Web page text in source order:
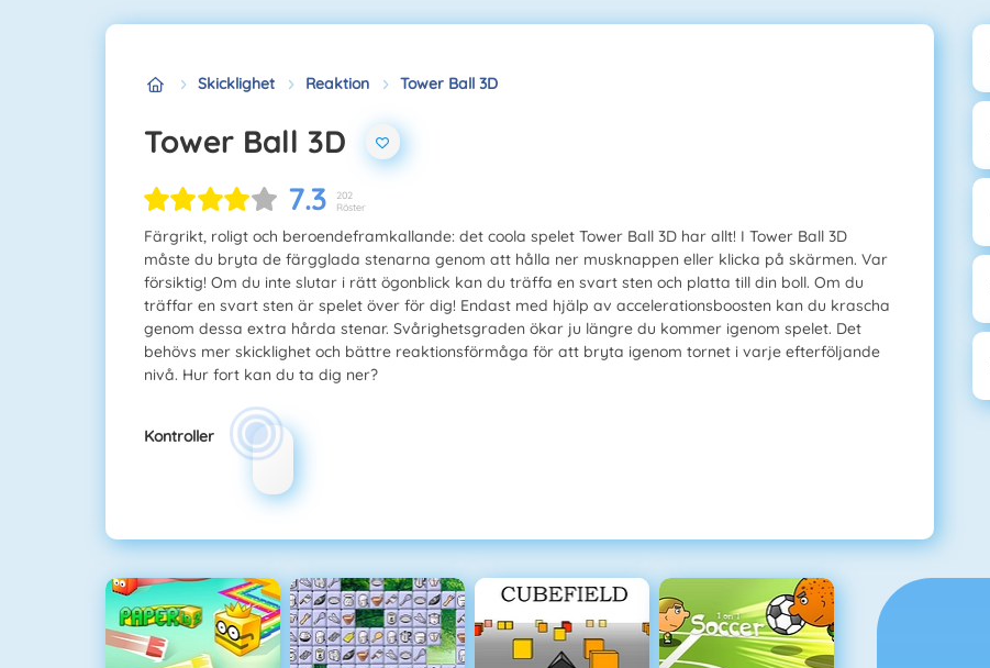
Skicklighet Reaktion Tower Ball 3D
Tower Ball 3D
7.3
202
Röster
Färgrikt, roligt och beroendeframkallande: det coola spelet Tower Ball 3D har allt! I Tower Ball 3D
måste du bryta de färgglada stenarna genom att hålla ner musknappen eller klicka på skärmen. Var
försiktig! Om du inte slutar i rätt ögonblick kan du träffa en svart sten och platta till din boll. Om du
träffar en svart sten är spelet över för dig! Endast med hjälp av accelerationsboosten kan du krascha
genom dessa extra hårda stenar. Svårighetsgraden ökar ju längre du kommer igenom spelet. Det
behövs mer skicklighet och bättre reaktionsförmåga för att bryta igenom tornet i varje efterföljande
nivå. Hur fort kan du ta dig ner?
Kontroller